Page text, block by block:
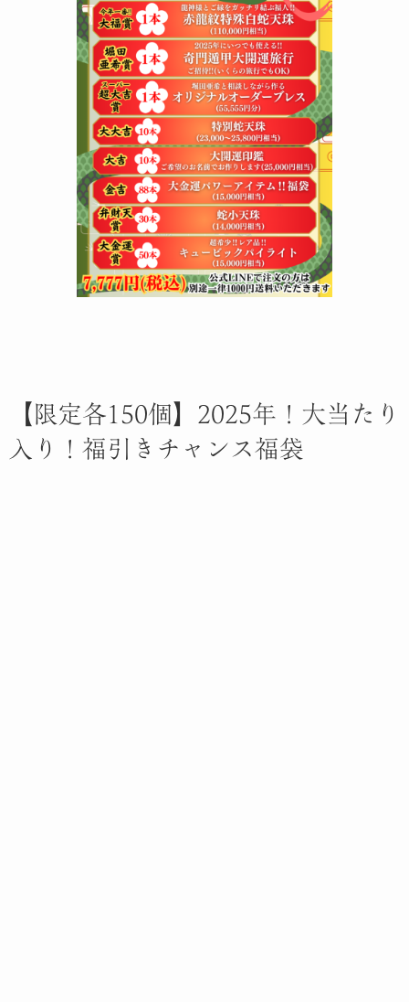
【限定各150個】2025年！大当たり
入り！福引きチャンス福袋